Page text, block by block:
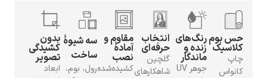
ادگار دگا حس بوم
کلاسیک
چاپ
کانواس
رنگ‌های
زنده و
ماندگار
جوهر UV
انتخاب
حرفه‌ای
گلچین
شاهکارهای
مقاوم و
آمادهٔ
نصب
کشیده‌شده
سه شیوهٔ
ساخت
رول، بوم،
بدون
کشیدگی
تصویر
ابعاد